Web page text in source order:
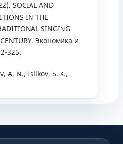
SOCIAL AND
IN THE
SINGING
Экономика и
325.
A. N., Islikov, S. X.,